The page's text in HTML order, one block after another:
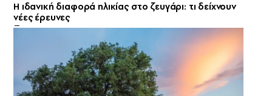
Η ιδανική διαφορά ηλικίας στο ζευγάρι: τι δείχνουν
νέες έρευνες